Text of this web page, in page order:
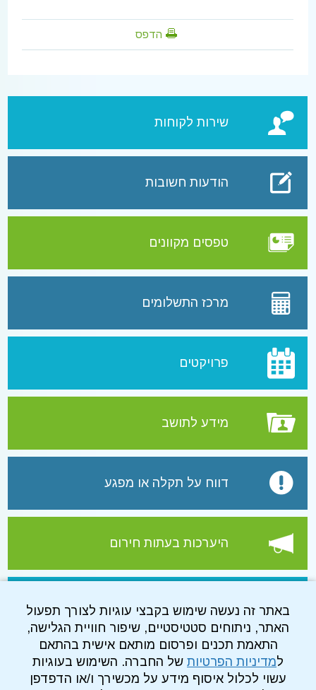
באתר זה נעשה שימוש בקבצי עוגיות לצורך תפעול
האתר, ניתוחים סטטיסטיים, שיפור חוויית הגלישה,
התאמת תכנים ופרסום מותאם אישית בהתאם
למדיניות הפרטיות של החברה. השימוש בעוגיות
עשוי לכלול איסוף מידע על מכשירך ו/או הדפדפן
שירות לקוחות
הודעות חשובות
טפסים מקוונים
מרכז התשלומים
פרויקטים
מידע לתושב
דווח על תקלה או מפגע
היערכות בעתות חירום
עמוד הפייסבוק של התאגיד
הדפס